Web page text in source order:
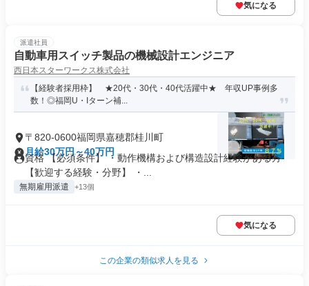
気になる
派遣社員
自動車用スイッチ製品の機械設計エンジニア
西日本スターワークス株式会社
【経験者採用枠】 ★20代・30代・40代活躍中★ 年収UP事例多
数！◎福岡U・Iターン補...
〒820-0600福岡県嘉穂郡桂川町
月給30万円～40万円
資格 【必須条件】 ・動作機構および構造設計経験がある方
【歓迎する経験・分野】 ・...
無期雇用派遣 +13個
気になる
この企業の類似求人を見る